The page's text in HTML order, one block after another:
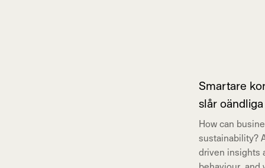
Smartare
slår
How can
sustainability?
driven insights